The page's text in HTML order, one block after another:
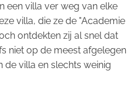
een villa ver weg van elke
villa, die ze de "Academie
ontdekten zij al snel dat
niet op de meest afgelegen
de villa en slechts weinig